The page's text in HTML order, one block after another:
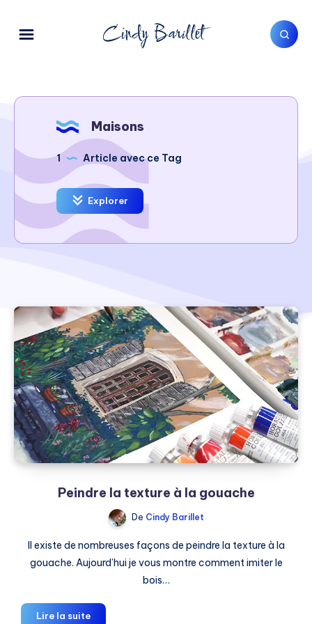
Maisons
1 Article avec ce Tag
Explorer
Peindre la texture à la gouache
De Cindy Barillet
Il existe de nombreuses façons de peindre la texture à la
gouache. Aujourd’hui je vous montre comment imiter le
bois…
Lire la suitePeindre